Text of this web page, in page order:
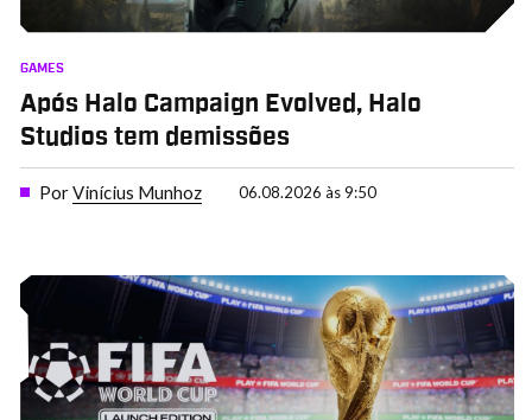
GAMES
Após Halo Campaign Evolved, Halo
Studios tem demissões
PorVinícius Munhoz 06.08.2026 às 9:50